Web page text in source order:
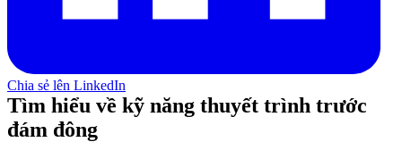
Chia sẻ lên LinkedIn
Tìm hiểu về kỹ năng thuyết trình trước
đám đông